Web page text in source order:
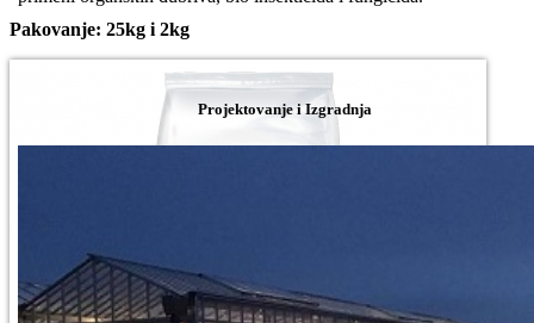
Projektovanje i Izgradnja
Pakovanje: 25kg i 2kg